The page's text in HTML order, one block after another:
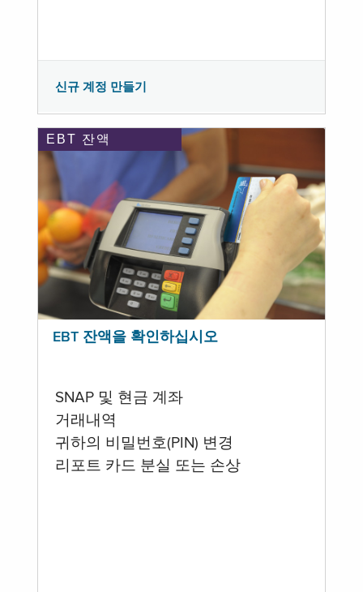
신규 계정 만들기
EBT 잔액
EBT 잔액을 확인하십시오
SNAP 및 현금 계좌
거래내역
귀하의 비밀번호(PIN) 변경
리포트 카드 분실 또는 손상